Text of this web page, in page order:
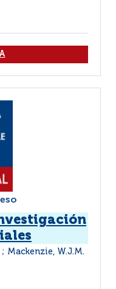
; Mackenzie, W.J.M.